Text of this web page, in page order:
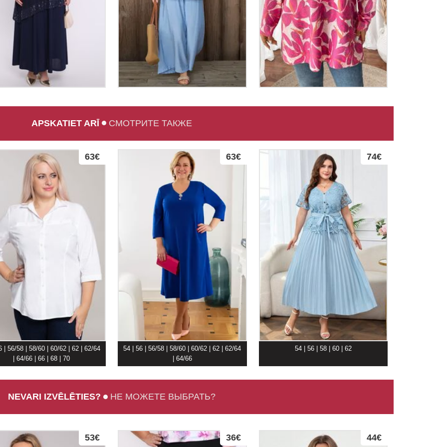
APSKATIET ARĪ СМОТРИТЕ ТАКЖЕ
63€
| 56/58 | 58/60 | 60/62 | 62 | 62/64
| 64/66 | 66 | 68 | 70
63€
54 | 56 | 56/58 | 58/60 | 60/62 | 62 | 62/64
| 64/66
74€
54 | 56 | 58 | 60 | 62
NEVARI IZVĒLĒTIES? НЕ МОЖЕТЕ ВЫБРАТЬ?
53€ 36€ 44€